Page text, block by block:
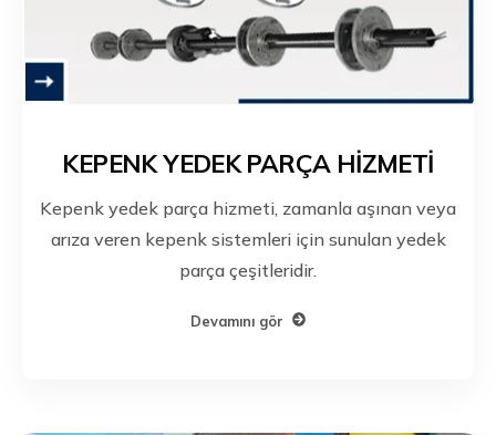
KEPENK YEDEK PARÇA HİZMETİ
Kepenk yedek parça hizmeti, zamanla aşınan veya
arıza veren kepenk sistemleri için sunulan yedek
parça çeşitleridir.
Devamını gör